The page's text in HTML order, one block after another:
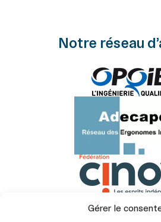
Gérer le
Notre réseau